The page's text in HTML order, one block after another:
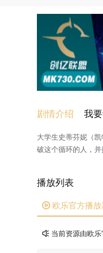
剧情介绍 我
大学生史蒂芬妮（
破这个循环的人，并
播放列表
 欧乐官方播
 当前资源由欧